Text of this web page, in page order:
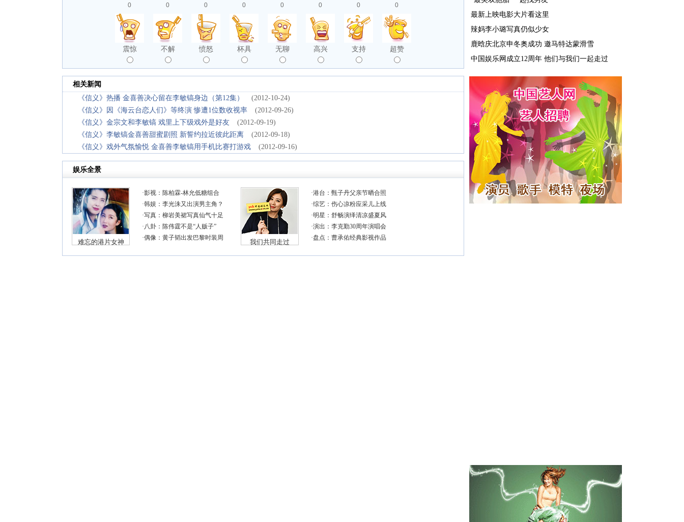
0
震惊
0
不解
0
愤怒
0
杯具
0
无聊
0
高兴
0
支持
0
超赞
相关新闻
《信义》热播 金喜善决心留在李敏镐身边（第12集）
(2012-10-24)
《信义》因《海云台恋人们》等终演 惨遭1位数收视率
(2012-09-26)
《信义》金宗文和李敏镐 戏里上下级戏外是好友
(2012-09-19)
《信义》李敏镐金喜善甜蜜剧照 新誓约拉近彼此距离
(2012-09-18)
《信义》戏外气氛愉悦 金喜善李敏镐用手机比赛打游戏
(2012-09-16)